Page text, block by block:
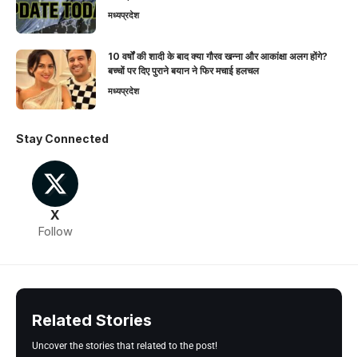
मध्यप्रदेश
10 वर्षों की शादी के बाद क्या गौरव खन्ना और आकांक्षा अलग होंगे?
बच्चों पर दिए पुराने बयान ने फिर मचाई हलचल
मध्यप्रदेश
Stay Connected
X
Follow
Related Stories
Uncover the stories that related to the post!